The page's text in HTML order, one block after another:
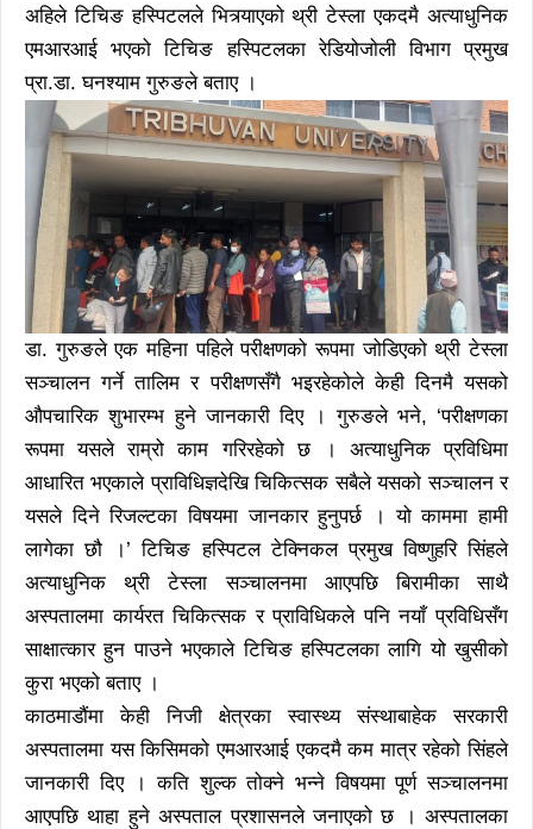
अहिले टिचिङ हस्पिटलले भित्र्याएको थ्री टेस्ला एकदमै अत्याधुनिक
एमआरआई भएको टिचिङ हस्पिटलका रेडियोजोली विभाग प्रमुख
प्रा.डा. घनश्याम गुरुङले बताए ।
डा. गुरुङले एक महिना पहिले परीक्षणको रूपमा जोडिएको थ्री टेस्ला
सञ्चालन गर्ने तालिम र परीक्षणसँगै भइरहेकोले केही दिनमै यसको
औपचारिक शुभारम्भ हुने जानकारी दिए । गुरुङले भने, ‘परीक्षणका
रूपमा यसले राम्रो काम गरिरहेको छ । अत्याधुनिक प्रविधिमा
आधारित भएकाले प्राविधिज्ञदेखि चिकित्सक सबैले यसको सञ्चालन र
यसले दिने रिजल्टका विषयमा जानकार हुनुपर्छ । यो काममा हामी
लागेका छौ ।’ टिचिङ हस्पिटल टेक्निकल प्रमुख विष्णुहरि सिंहले
अत्याधुनिक थ्री टेस्ला सञ्चालनमा आएपछि बिरामीका साथै
अस्पतालमा कार्यरत चिकित्सक र प्राविधिकले पनि नयाँ प्रविधिसँग
साक्षात्कार हुन पाउने भएकाले टिचिङ हस्पिटलका लागि यो खुसीको
कुरा भएको बताए ।
काठमाडौंमा केही निजी क्षेत्रका स्वास्थ्य संस्थाबाहेक सरकारी
अस्पतालमा यस किसिमको एमआरआई एकदमै कम मात्र रहेको सिंहले
जानकारी दिए । कति शुल्क तोक्ने भन्ने विषयमा पूर्ण सञ्चालनमा
आएपछि थाहा हुने अस्पताल प्रशासनले जनाएको छ । अस्पतालका